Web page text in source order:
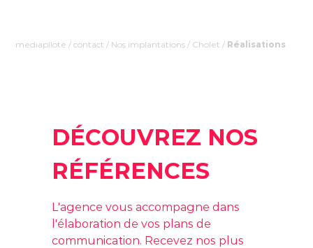
mediapilote /contact / Nos implantations / Cholet / Réalisations
DÉCOUVREZ NOS
RÉFÉRENCES
L'agence vous accompagne dans
l'élaboration de vos plans de
communication. Recevez nos plus